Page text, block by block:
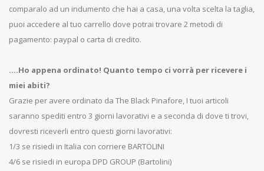
comparalo ad un indumento che hai a casa, una volta scelta la taglia,
puoi accedere al tuo carrello dove potrai trovare 2 metodi di
pagamento: paypal o carta di credito.
....Ho appena ordinato! Quanto tempo ci vorrà per ricevere i
miei abiti?
Grazie per avere ordinato da The Black Pinafore, I tuoi articoli
saranno spediti entro 3 giorni lavorativi e a seconda di dove ti trovi,
dovresti riceverli entro questi giorni lavorativi:
1/3 se risiedi in Italia con corriere BARTOLINI
4/6 se risiedi in europa DPD GROUP (Bartolini)